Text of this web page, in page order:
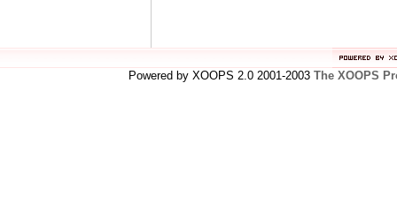
Powered by XOOPS 2.0 2001-2003 The XOOPS